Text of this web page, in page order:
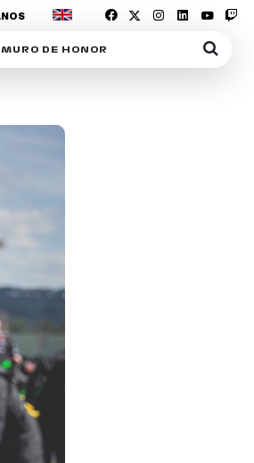
MURO DE HONOR